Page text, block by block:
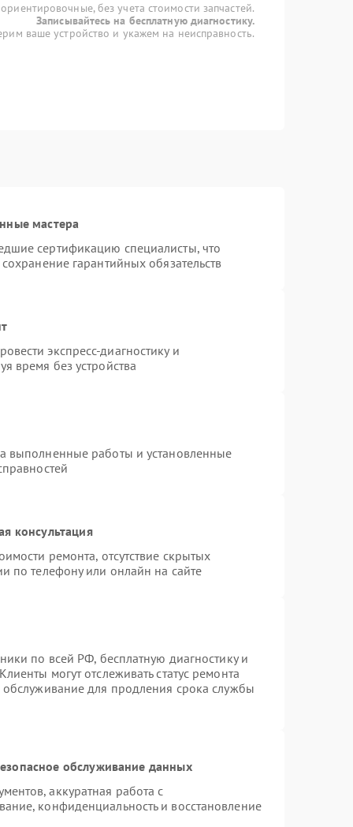
без учета стоимости запчастей.
Записывайтесь на бесплатную диагностику.
ваше устройство и укажем на неисправность.
мастера
сертификацию специалисты, что
гарантийных обязательств
экспресс-диагностику и
время без устройства
выполненные работы и установленные
консультация
ремонта, отсутствие скрытых
по телефону или онлайн на сайте
по всей РФ, бесплатную диагностику и
могут отслеживать статус ремонта
обслуживание для продления срока службы
обслуживание данных
аккуратная работа с
конфиденциальность и восстановление